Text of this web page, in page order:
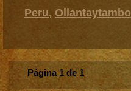
Peru, Ollantaytambo
Página 1 de 1